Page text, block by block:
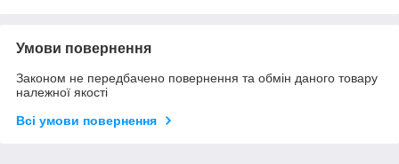
Умови повернення
Законом не передбачено повернення та обмін даного товару
належної якості
Всі умови повернення